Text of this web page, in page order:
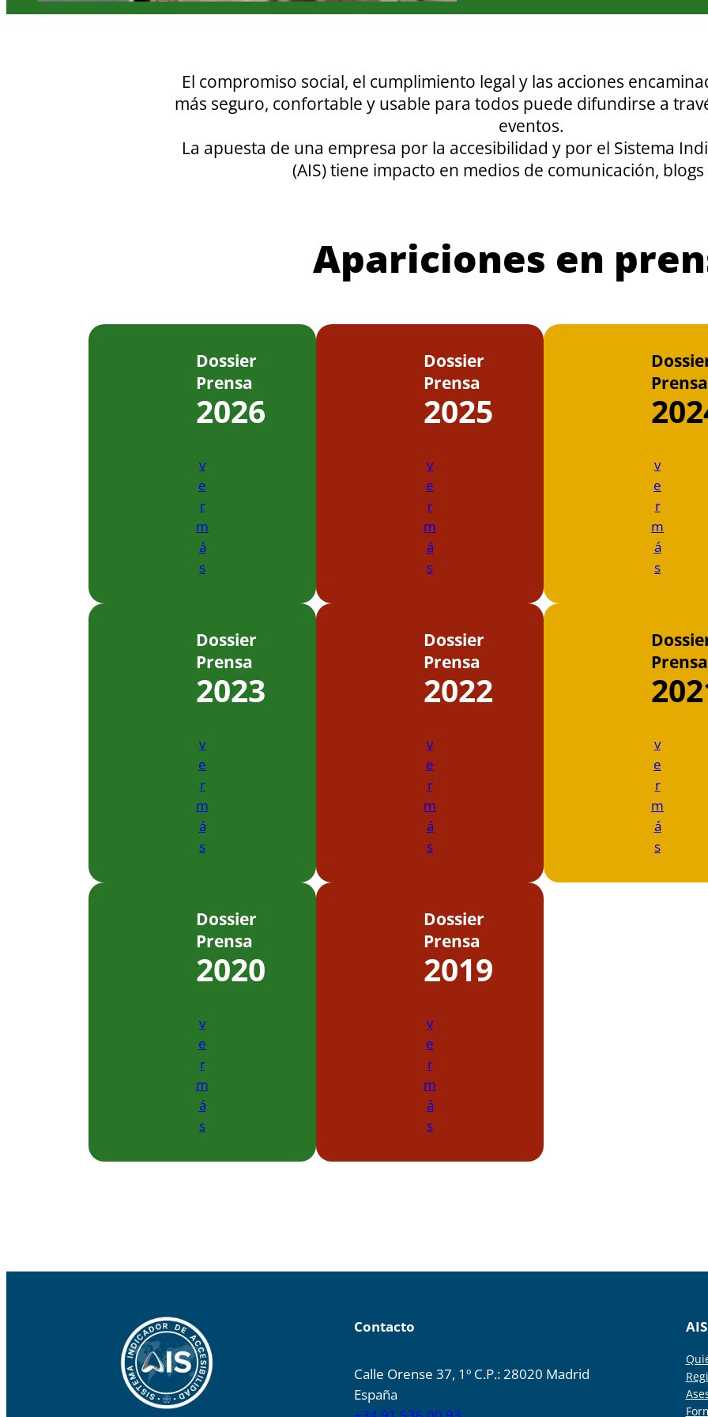
El compromiso social, el cumplimiento legal y las acciones
más seguro, confortable y usable para todos puede difundirse a
eventos.
La apuesta de una empresa por la accesibilidad y por el Sistema
(AIS) tiene impacto en medios de comunicación, blogs
Apariciones en
Dossier
Prensa
2026
v
e
r
m
á
s
Dossier
Prensa
2025
v
e
r
m
á
s
Prensa
v
e
r
m
á
s
Dossier
Prensa
2023
v
e
r
m
á
s
Dossier
Prensa
2022
v
e
r
m
á
s
Prensa
v
e
r
m
á
s
Dossier
Prensa
2020
v
e
r
m
á
s
Dossier
Prensa
2019
v
e
r
m
á
s
Contacto
Calle Orense 37, 1º C.P.: 28020 Madrid
España
AIS